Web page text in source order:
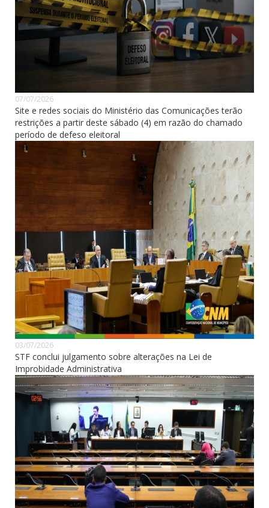
07/07/2026
Site e redes sociais do Ministério das Comunicações terão
restrições a partir deste sábado (4) em razão do chamado
período de defeso eleitoral
03/07/2026
STF conclui julgamento sobre alterações na Lei de
Improbidade Administrativa